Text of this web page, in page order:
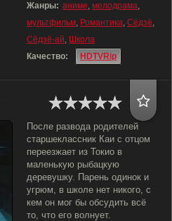
Жанры: аниме, мелодрама,
мультфильм, Романтика, Сёдзё,
Сёдзё-ай, Школа
Качество:
HDTVRip
После развода родителей
старшеклассник Каи с отцом
переезжает из Токио в
маленькую рыбацкую
деревушку. Парень одинок и
угрюм, в школе нет никого, с
кем он мог бы обсудить всё
то, что его волнует.